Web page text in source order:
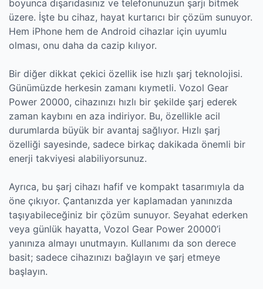
boyunca dışarıdasınız ve telefonunuzun şarjı bitmek
üzere. İşte bu cihaz, hayat kurtarıcı bir çözüm sunuyor.
Hem iPhone hem de Android cihazlar için uyumlu
olması, onu daha da cazip kılıyor.
Bir diğer dikkat çekici özellik ise hızlı şarj teknolojisi.
Günümüzde herkesin zamanı kıymetli. Vozol Gear
Power 20000, cihazınızı hızlı bir şekilde şarj ederek
zaman kaybını en aza indiriyor. Bu, özellikle acil
durumlarda büyük bir avantaj sağlıyor. Hızlı şarj
özelliği sayesinde, sadece birkaç dakikada önemli bir
enerji takviyesi alabiliyorsunuz.
Ayrıca, bu şarj cihazı hafif ve kompakt tasarımıyla da
öne çıkıyor. Çantanızda yer kaplamadan yanınızda
taşıyabileceğiniz bir çözüm sunuyor. Seyahat ederken
veya günlük hayatta, Vozol Gear Power 20000’i
yanınıza almayı unutmayın. Kullanımı da son derece
basit; sadece cihazınızı bağlayın ve şarj etmeye
başlayın.